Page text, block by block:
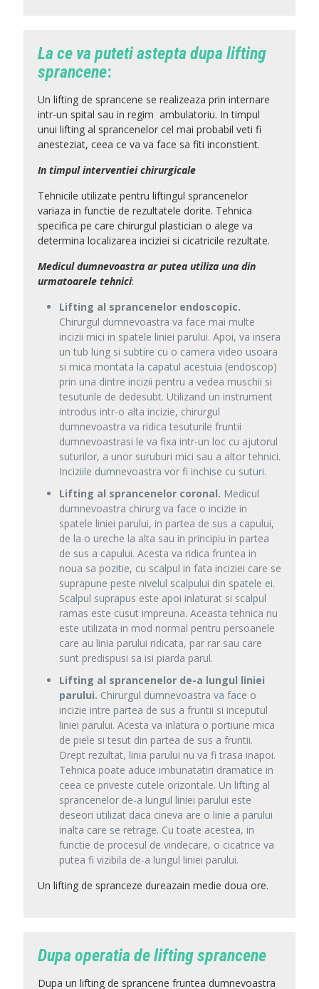
La ce va puteti astepta dupa lifting
sprancene:
Un lifting de sprancene se realizeaza prin internare
intr-un spital sau in regim ambulatoriu. In timpul
unui lifting al sprancenelor cel mai probabil veti fi
anesteziat, ceea ce va va face sa fiti inconstient.
In timpul interventiei chirurgicale
Tehnicile utilizate pentru liftingul sprancenelor
variaza in functie de rezultatele dorite. Tehnica
specifica pe care chirurgul plastician o alege va
determina localizarea inciziei si cicatricile rezultate.
Medicul dumnevoastra ar putea utiliza una din
urmatoarele tehnici:
Lifting al sprancenelor endoscopic.
Chirurgul dumnevoastra va face mai multe
incizii mici in spatele liniei parului. Apoi, va insera
un tub lung si subtire cu o camera video usoara
si mica montata la capatul acestuia (endoscop)
prin una dintre incizii pentru a vedea muschii si
tesuturile de dedesubt. Utilizand un instrument
introdus intr-o alta incizie, chirurgul
dumnevoastra va ridica tesuturile fruntii
dumnevoastrasi le va fixa intr-un loc cu ajutorul
suturilor, a unor suruburi mici sau a altor tehnici.
Inciziile dumnevoastra vor fi inchise cu suturi.
Lifting al sprancenelor coronal. Medicul
dumnevoastra chirurg va face o incizie in
spatele liniei parului, in partea de sus a capului,
de la o ureche la alta sau in principiu in partea
de sus a capului. Acesta va ridica fruntea in
noua sa pozitie, cu scalpul in fata inciziei care se
suprapune peste nivelul scalpului din spatele ei.
Scalpul suprapus este apoi inlaturat si scalpul
ramas este cusut impreuna. Aceasta tehnica nu
este utilizata in mod normal pentru persoanele
care au linia parului ridicata, par rar sau care
sunt predispusi sa isi piarda parul.
Lifting al sprancenelor de-a lungul liniei
parului. Chirurgul dumnevoastra va face o
incizie intre partea de sus a fruntii si inceputul
liniei parului. Acesta va inlatura o portiune mica
de piele si tesut din partea de sus a fruntii.
Drept rezultat, linia parului nu va fi trasa inapoi.
Tehnica poate aduce imbunatatiri dramatice in
ceea ce priveste cutele orizontale. Un lifting al
sprancenelor de-a lungul liniei parului este
deseori utilizat daca cineva are o linie a parului
inalta care se retrage. Cu toate acestea, in
functie de procesul de vindecare, o cicatrice va
putea fi vizibila de-a lungul liniei parului.
Un lifting de spranceze dureazain medie doua ore.
Dupa operatia de lifting sprancene
Dupa un lifting de sprancene fruntea dumnevoastra